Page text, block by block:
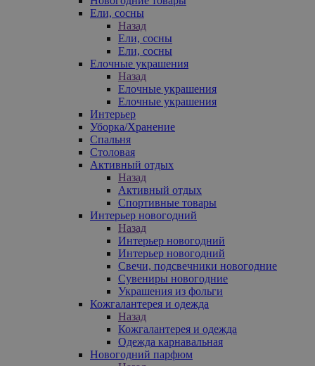
Ели, сосны
Назад
Ели, сосны
Ели, сосны
Елочные украшения
Назад
Елочные украшения
Елочные украшения
Интерьер
Уборка/Хранение
Спальня
Столовая
Активный отдых
Назад
Активный отдых
Спортивные товары
Интерьер новогодний
Назад
Интерьер новогодний
Интерьер новогодний
Свечи, подсвечники новогодние
Сувениры новогодние
Украшения из фольги
Кожгалантерея и одежда
Назад
Кожгалантерея и одежда
Одежда карнавальная
Новогодний парфюм